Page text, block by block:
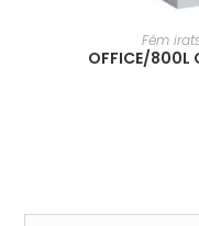
Fém
OFFICE/